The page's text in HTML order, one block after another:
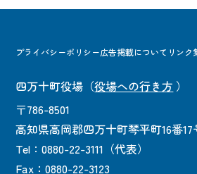
プライバシーポリシー広告掲載について リンク
四万十町役場 （役場への行き方 ）
〒786-8501
高知県高岡郡四万十町琴平町16番17
Tel：0880-22-3111（代表）
Fax：0880-22-3123